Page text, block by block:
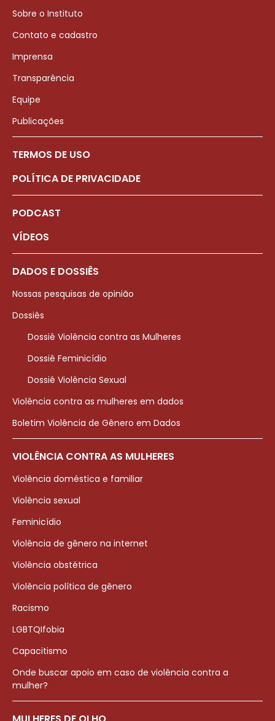
Sobre o Instituto
Contato e cadastro
Imprensa
Transparência
Equipe
Publicações
TERMOS DE USO
POLÍTICA DE PRIVACIDADE
PODCAST
VÍDEOS
DADOS E DOSSIÊS
Nossas pesquisas de opinião
Dossiês
Dossiê Violência contra as Mulheres
Dossiê Feminicídio
Dossiê Violência Sexual
Violência contra as mulheres em dados
Boletim Violência de Gênero em Dados
VIOLÊNCIA CONTRA AS MULHERES
Violência doméstica e familiar
Violência sexual
Feminicídio
Violência de gênero na internet
Violência obstétrica
Violência política de gênero
Racismo
LGBTQIfobia
Capacitismo
Onde buscar apoio em caso de violência contra a
mulher?